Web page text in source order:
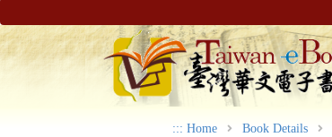
::: Home Book Details